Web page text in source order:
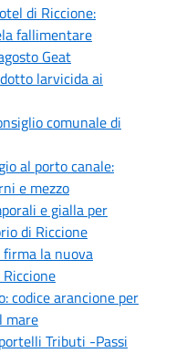
di Riccione:
fallimentare
Geat
larvicida ai
comunale di
al porto canale:
e mezzo
e gialla per
di Riccione
firma la nuova
codice arancione per
mare
Tributi -Passi